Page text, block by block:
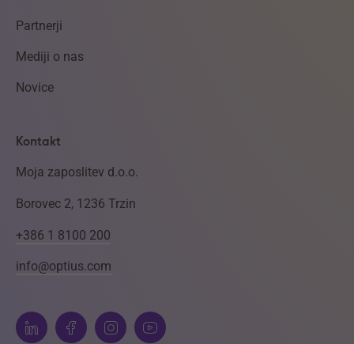
Partnerji
Mediji o nas
Novice
Kontakt
Moja zaposlitev d.o.o.
Borovec 2, 1236 Trzin
+386 1 8100 200
info@optius.com